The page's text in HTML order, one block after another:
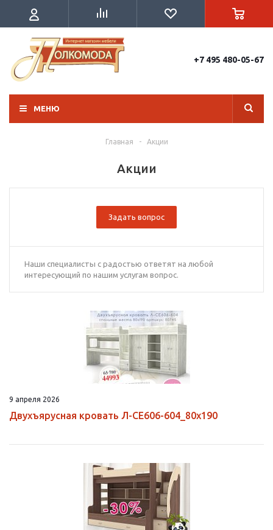
+7 495 480-05-67
МЕНЮ
Главная - Акции
Акции
Задать вопрос
Наши специалисты с радостью ответят на любой
интересующий по нашим услугам вопрос.
9 апреля 2026
Двухъярусная кровать Л-CE606-604_80х190